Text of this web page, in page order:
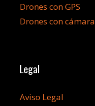
Drones con GPS
Drones con cámara
Legal
Aviso Legal